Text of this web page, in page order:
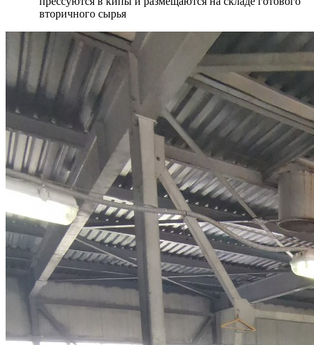
вторичного сырья